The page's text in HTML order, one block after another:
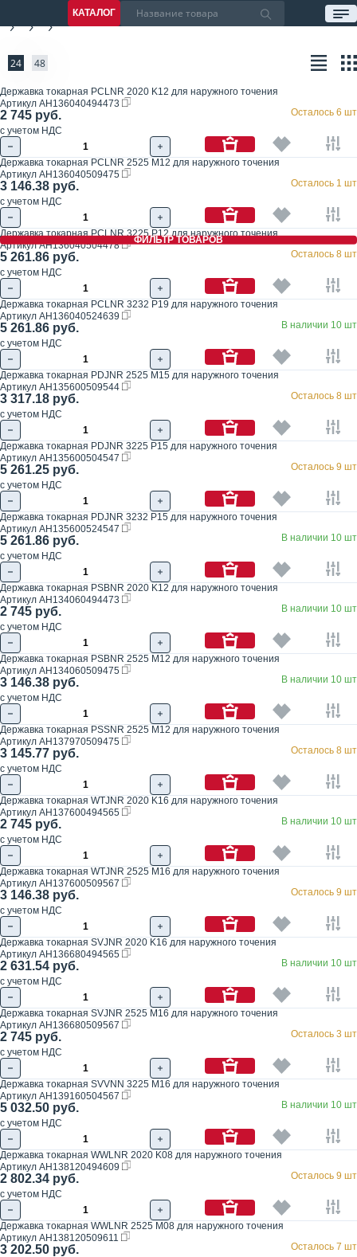
КАТАЛОГ
ФИЛЬТР ТОВАРОВ
24 48
Державка токарная PCLNR 2020 K12 для наружного точения
Артикул AH136040494473
2 745 руб.
с учетом НДС
Осталось 6 шт
Державка токарная PCLNR 2525 M12 для наружного точения
Артикул AH136040509475
3 146.38 руб.
с учетом НДС
Осталось 1 шт
Державка токарная PCLNR 3225 P12 для наружного точения
АртикулAH136040504478
5 261.86 руб.
с учетом НДС
Осталось 8 шт
Державка токарная PCLNR 3232 P19 для наружного точения
Артикул AH136040524639
5 261.86 руб.
с учетом НДС
В наличии 10 шт
Державка токарная PDJNR 2525 M15 для наружного точения
Артикул AH135600509544
3 317.18 руб.
с учетом НДС
Осталось 8 шт
Державка токарная PDJNR 3225 P15 для наружного точения
Артикул AH135600504547
5 261.25 руб.
с учетом НДС
Осталось 9 шт
Державка токарная PDJNR 3232 P15 для наружного точения
Артикул AH135600524547
5 261.86 руб.
с учетом НДС
В наличии 10 шт
Державка токарная PSBNR 2020 K12 для наружного точения
Артикул AH134060494473
2 745 руб.
с учетом НДС
В наличии 10 шт
Державка токарная PSBNR 2525 M12 для наружного точения
Артикул AH134060509475
3 146.38 руб.
с учетом НДС
В наличии 10 шт
Державка токарная PSSNR 2525 M12 для наружного точения
Артикул AH137970509475
3 145.77 руб.
с учетом НДС
Осталось 8 шт
Державка токарная WTJNR 2020 K16 для наружного точения
Артикул AH137600494565
2 745 руб.
с учетом НДС
В наличии 10 шт
Державка токарная WTJNR 2525 M16 для наружного точения
Артикул AH137600509567
3 146.38 руб.
с учетом НДС
Осталось 9 шт
Державка токарная SVJNR 2020 K16 для наружного точения
Артикул AH136680494565
2 631.54 руб.
с учетом НДС
В наличии 10 шт
Державка токарная SVJNR 2525 M16 для наружного точения
Артикул AH136680509567
2 745 руб.
с учетом НДС
Осталось 3 шт
Державка токарная SVVNN 3225 M16 для наружного точения
Артикул AH139160504567
5 032.50 руб.
с учетом НДС
В наличии 10 шт
Державка токарная WWLNR 2020 K08 для наружного точения
Артикул AH138120494609
2 802.34 руб.
с учетом НДС
Осталось 9 шт
Державка токарная WWLNR 2525 M08 для наружного точения
Артикул AH138120509611
3 202.50 руб. Осталось 7 шт